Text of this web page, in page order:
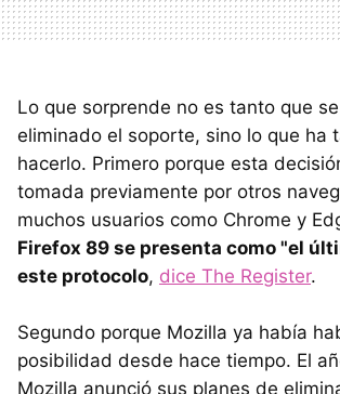
Lo que sorprende no es tanto que
eliminado el soporte, sino lo que ha
hacerlo. Primero porque esta
tomada previamente por otros
muchos usuarios como Chrome y
Firefox 89 se presenta como "el
este protocolo, dice The Register.
Segundo porque Mozilla ya había
posibilidad desde hace tiempo. El
Mozilla anunció sus planes de